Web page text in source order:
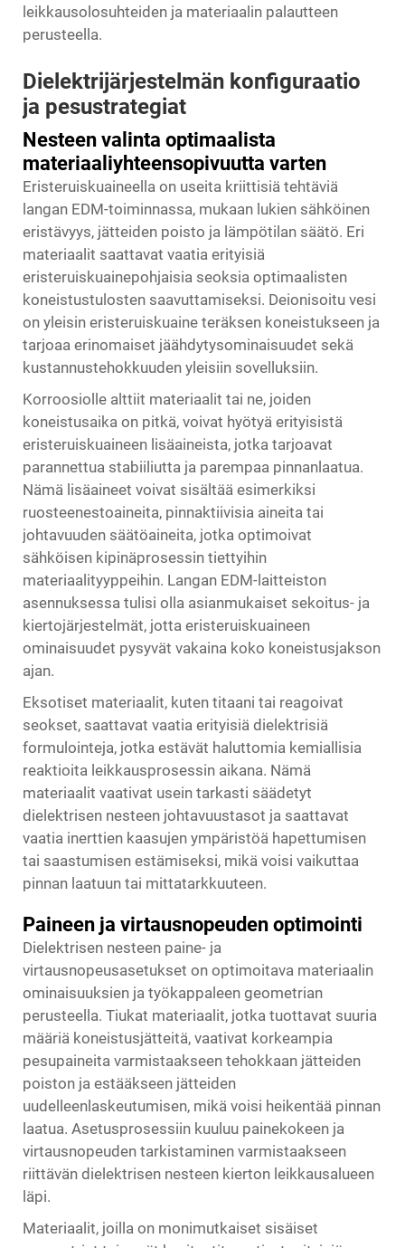
leikkausolosuhteiden ja materiaalin palautteen
perusteella.
Dielektrijärjestelmän konfiguraatio
ja pesustrategiat
Nesteen valinta optimaalista
materiaaliyhteensopivuutta varten
Eristeruiskuaineella on useita kriittisiä tehtäviä
langan EDM-toiminnassa, mukaan lukien sähköinen
eristävyys, jätteiden poisto ja lämpötilan säätö. Eri
materiaalit saattavat vaatia erityisiä
eristeruiskuainepohjaisia seoksia optimaalisten
koneistustulosten saavuttamiseksi. Deionisoitu vesi
on yleisin eristeruiskuaine teräksen koneistukseen ja
tarjoaa erinomaiset jäähdytysominaisuudet sekä
kustannustehokkuuden yleisiin sovelluksiin.
Korroosiolle alttiit materiaalit tai ne, joiden
koneistusaika on pitkä, voivat hyötyä erityisistä
eristeruiskuaineen lisäaineista, jotka tarjoavat
parannettua stabiiliutta ja parempaa pinnanlaatua.
Nämä lisäaineet voivat sisältää esimerkiksi
ruosteenestoaineita, pinnaktiivisia aineita tai
johtavuuden säätöaineita, jotka optimoivat
sähköisen kipinäprosessin tiettyihin
materiaalityyppeihin. Langan EDM-laitteiston
asennuksessa tulisi olla asianmukaiset sekoitus- ja
kiertojärjestelmät, jotta eristeruiskuaineen
ominaisuudet pysyvät vakaina koko koneistusjakson
ajan.
Eksotiset materiaalit, kuten titaani tai reagoivat
seokset, saattavat vaatia erityisiä dielektrisiä
formulointeja, jotka estävät haluttomia kemiallisia
reaktioita leikkausprosessin aikana. Nämä
materiaalit vaativat usein tarkasti säädetyt
dielektrisen nesteen johtavuustasot ja saattavat
vaatia inerttien kaasujen ympäristöä hapettumisen
tai saastumisen estämiseksi, mikä voisi vaikuttaa
pinnan laatuun tai mittatarkkuuteen.
Paineen ja virtausnopeuden optimointi
Dielektrisen nesteen paine- ja
virtausnopeusasetukset on optimoitava materiaalin
ominaisuuksien ja työkappaleen geometrian
perusteella. Tiukat materiaalit, jotka tuottavat suuria
määriä koneistusjätteitä, vaativat korkeampia
pesupaineita varmistaakseen tehokkaan jätteiden
poiston ja estääkseen jätteiden
uudelleenlaskeutumisen, mikä voisi heikentää pinnan
laatua. Asetusprosessiin kuuluu painekokeen ja
virtausnopeuden tarkistaminen varmistaakseen
riittävän dielektrisen nesteen kierton leikkausalueen
läpi.
Materiaalit, joilla on monimutkaiset sisäiset